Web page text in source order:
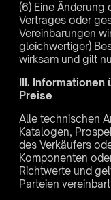
(6) Eine Änderung
Vertrages oder
Vereinbarungen
gleichwertiger)
wirksam und gilt
III.
Preise
Alle technischen
Katalogen,
des Verkäufers
Komponenten
Richtwerte und
Parteien